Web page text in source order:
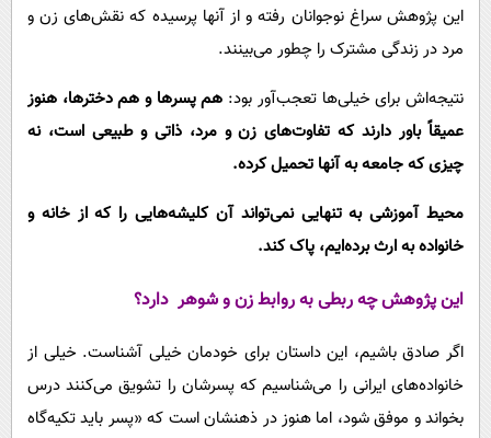
این پژوهش سراغ نوجوانان رفته و از آنها پرسیده که نقش‌های زن و
مرد در زندگی مشترک را چطور می‌بینند.
نتیجه‌اش برای خیلی‌ها تعجب‌آور بود: هم پسرها و هم دخترها، هنوز
عمیقاً باور دارند که تفاوت‌های زن و مرد، ذاتی و طبیعی است، نه
چیزی که جامعه به آنها تحمیل کرده.
محیط آموزشی به تنهایی نمی‌تواند آن کلیشه‌هایی را که از خانه و
خانواده به ارث برده‌ایم، پاک کند.
این پژوهش چه ربطی به روابط زن و شوهر دارد؟
اگر صادق باشیم، این داستان برای خودمان خیلی آشناست. خیلی از
خانواده‌های ایرانی را می‌شناسیم که پسرشان را تشویق می‌کنند درس
بخواند و موفق شود، اما هنوز در ذهنشان است که «پسر باید تکیه‌گاه